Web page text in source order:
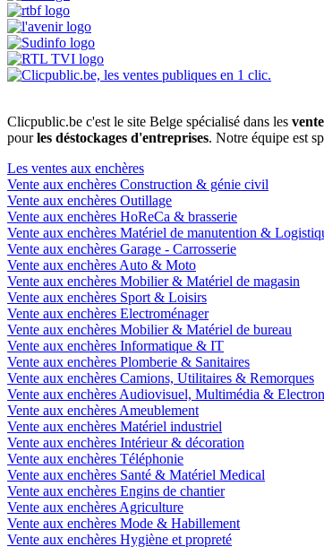
Clicpublic.be c'est le site Belge spécialisé dans les
pourles déstockages d'entreprises. Notre équipe est
Les ventes aux enchères
Vente aux enchères Construction & génie civil
Vente aux enchères Outillage
Vente aux enchères HoReCa & brasserie
Vente aux enchères Matériel de manutention &
Vente aux enchères Garage - Carrosserie
Vente aux enchères Auto & Moto
Vente aux enchères Mobilier & Matériel de magasin
Vente aux enchères Sport & Loisirs
Vente aux enchères Electroménager
Vente aux enchères Mobilier & Matériel de bureau
Vente aux enchères Informatique & IT
Vente aux enchères Plomberie & Sanitaires
Vente aux enchères Camions, Utilitaires & Remorques
Vente aux enchères Audiovisuel, Multimédia &
Vente aux enchères Ameublement
Vente aux enchères Matériel industriel
Vente aux enchères Intérieur & décoration
Vente aux enchères Téléphonie
Vente aux enchères Santé & Matériel Medical
Vente aux enchères Engins de chantier
Vente aux enchères Agriculture
Vente aux enchères Mode & Habillement
Vente aux enchères Hygiène et propreté